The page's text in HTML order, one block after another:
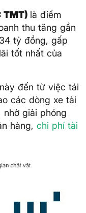
TMT) là điểm
thu tăng gần
tỷ đồng, gấp
tốt nhất của
đến từ việc tái
các dòng xe tải
nhờ giải phóng
hàng, chi phí tài